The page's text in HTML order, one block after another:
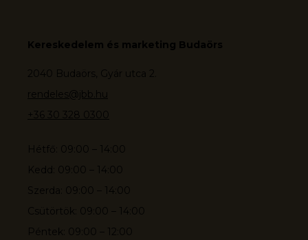
Kereskedelem és marketing Budaörs
2040 Budaörs, Gyár utca 2.
rendeles@jbb.hu
+36 30 328 0300
Hétfő: 09:00 – 14:00
Kedd: 09:00 – 14:00
Szerda: 09:00 – 14:00
Csütörtök: 09:00 – 14:00
Péntek: 09:00 – 12:00